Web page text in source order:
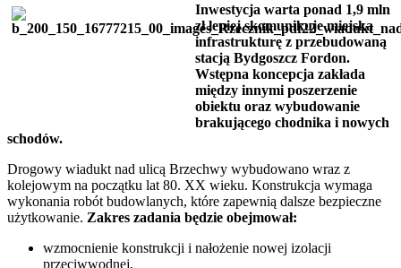
Inwestycja warta ponad 1,9 mln
zł lepiej skomunikuje miejską
infrastrukturę z przebudowaną
stacją Bydgoszcz Fordon.
Wstępna koncepcja zakłada
między innymi poszerzenie
obiektu oraz wybudowanie
brakującego chodnika i nowych
schodów.
Drogowy wiadukt nad ulicą Brzechwy wybudowano wraz z
kolejowym na początku lat 80. XX wieku. Konstrukcja wymaga
wykonania robót budowlanych, które zapewnią dalsze bezpieczne
użytkowanie. Zakres zadania będzie obejmował:
wzmocnienie konstrukcji i nałożenie nowej izolacji
przeciwwodnej,